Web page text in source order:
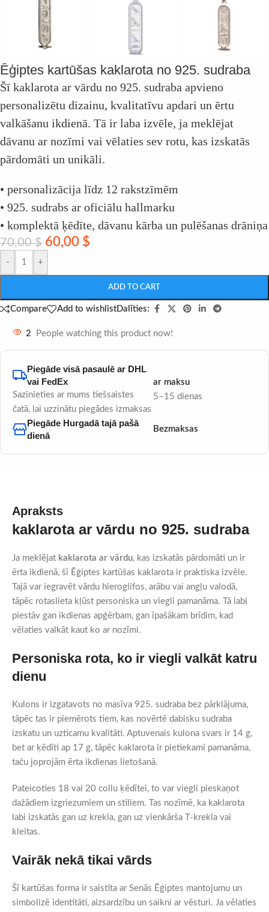
Ēģiptes kartūšas kaklarota no 925. sudraba
Šī kaklarota ar vārdu no 925. sudraba apvieno
personalizētu dizainu, kvalitatīvu apdari un ērtu
valkāšanu ikdienā. Tā ir laba izvēle, ja meklējat
dāvanu ar nozīmi vai vēlaties sev rotu, kas izskatās
pārdomāti un unikāli.
• personalizācija līdz 12 rakstzīmēm
• 925. sudrabs ar oficiālu hallmarku
• komplektā ķēdīte, dāvanu kārba un pulēšanas drāniņa
70,00$ 60,00 $
- +
ADD TO CART
Compare Add to wishlistDalīties:
2 People watching this product now!
Piegāde visā pasaulē ar DHL
vai FedEx
Sazinieties ar mums tiešsaistes
čatā, lai uzzinātu piegādes izmaksas
5–15 dienas
ar maksu
Piegāde Hurgadā tajā pašā
dienā
Bezmaksas
Apraksts
kaklarota ar vārdu no 925. sudraba
Ja meklējat kaklarota ar vārdu, kas izskatās pārdomāti un ir
ērta ikdienā, šī Ēģiptes kartūšas kaklarota ir praktiska izvēle.
Tajā var iegravēt vārdu hieroglifos, arābu vai angļu valodā,
tāpēc rotaslieta kļūst personiska un viegli pamanāma. Tā labi
piestāv gan ikdienas apģērbam, gan īpašākam brīdim, kad
vēlaties valkāt kaut ko ar nozīmi.
Personiska rota, ko ir viegli valkāt katru
dienu
Kulons ir izgatavots no masīva 925. sudraba bez pārklājuma,
tāpēc tas ir piemērots tiem, kas novērtē dabisku sudraba
izskatu un uzticamu kvalitāti. Aptuvenais kulona svars ir 14 g,
bet ar ķēdīti ap 17 g, tāpēc kaklarota ir pietiekami pamanāma,
taču joprojām ērta ikdienas lietošanā.
Pateicoties 18 vai 20 collu ķēdītei, to var viegli pieskaņot
dažādiem izgriezumiem un stiliem. Tas nozīmē, ka kaklarota
labi izskatās gan uz krekla, gan uz vienkārša T-krekla vai
kleitas.
Vairāk nekā tikai vārds
Šī kartūšas forma ir saistīta ar Senās Ēģiptes mantojumu un
simbolizē identitāti, aizsardzību un saikni ar vēsturi. Ja vēlaties